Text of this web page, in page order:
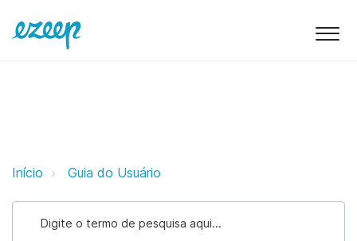
Imprimindo com ezeep ezeep
Início Guia do Usuário